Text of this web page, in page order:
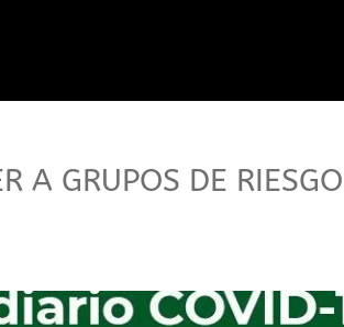
A GRUPOS DE RIESGO